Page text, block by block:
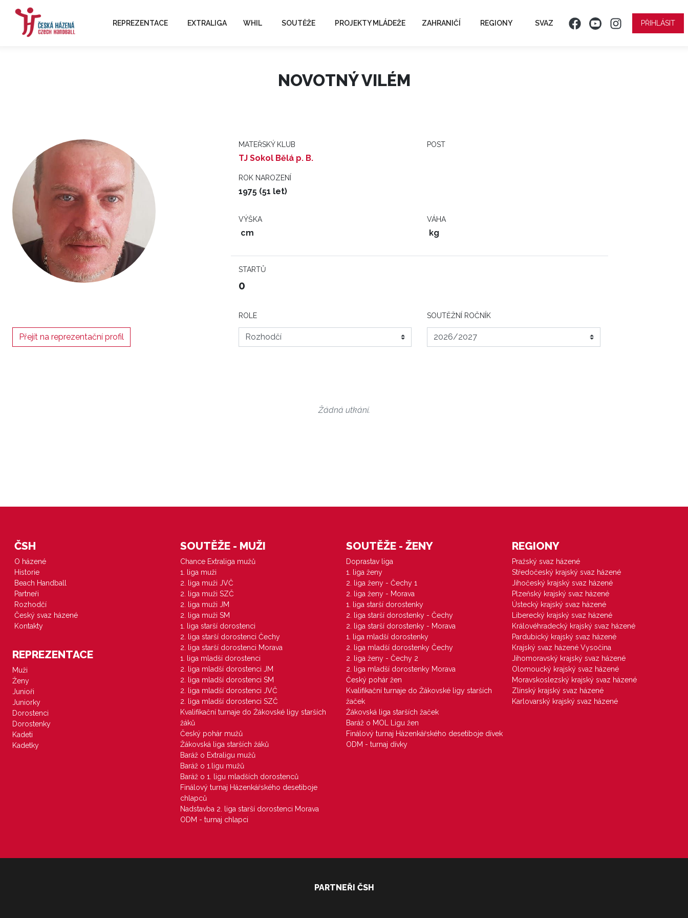
REPREZENTACE EXTRALIGA WHIL SOUTĚŽE PROJEKTY MLÁDEŽE ZAHRANIČÍ REGIONY SVAZ PŘIHLÁSIT
NOVOTNÝ VILÉM
MATEŘSKÝ KLUB
TJ Sokol Bělá p. B.
POST
ROK NAROZENÍ
1975 (51 let)
VÝŠKA
cm
VÁHA
kg
STARTŮ
0
Přejít na reprezentační profil
ROLE SOUTĚŽNÍ ROČNÍK
Žádná utkání.
ČSH
O házené
Historie
Beach Handball
Partneři
Rozhodčí
Český svaz házené
Kontakty
REPREZENTACE
Muži
Ženy
Junioři
Juniorky
Dorostenci
Dorostenky
Kadeti
Kadetky
SOUTĚŽE - MUŽI
Chance Extraliga mužů
1. liga muži
2. liga muži JVČ
2. liga muži SZČ
2. liga muži JM
2. liga muži SM
1. liga starší dorostenci
2. liga starší dorostenci Čechy
2. liga starší dorostenci Morava
1. liga mladší dorostenci
2. liga mladší dorostenci JM
2. liga mladší dorostenci SM
2. liga mladší dorostenci JVČ
2. liga mladší dorostenci SZČ
Kvalifikační turnaje do Žákovské ligy starších
žáků
Český pohár mužů
Žákovská liga starších žáků
Baráž o Extraligu mužů
Baráž o 1.ligu mužů
Baráž o 1. ligu mladších dorostenců
Finálový turnaj Házenkářského desetiboje
chlapců
Nadstavba 2. liga starší dorostenci Morava
ODM - turnaj chlapci
SOUTĚŽE - ŽENY
Doprastav liga
1. liga ženy
2. liga ženy - Čechy 1
2. liga ženy - Morava
1. liga starší dorostenky
2. liga starší dorostenky - Čechy
2. liga starší dorostenky - Morava
1. liga mladší dorostenky
2. liga mladší dorostenky Čechy
2. liga ženy - Čechy 2
2. liga mladší dorostenky Morava
Český pohár žen
Kvalifikační turnaje do Žákovské ligy starších
žaček
Žákovská liga starších žaček
Baráž o MOL Ligu žen
Finálový turnaj Házenkářského desetiboje dívek
ODM - turnaj dívky
REGIONY
Pražský svaz házené
Středočeský krajský svaz házené
Jihočeský krajský svaz házené
Plzeňský krajský svaz házené
Ústecký krajský svaz házené
Liberecký krajský svaz házené
Královéhradecký krajský svaz házené
Pardubický krajský svaz házené
Krajský svaz házené Vysočina
Jihomoravský krajský svaz házené
Olomoucký krajský svaz házené
Moravskoslezský krajský svaz házené
Zlínský krajský svaz házené
Karlovarský krajský svaz házené
PARTNEŘI ČSH